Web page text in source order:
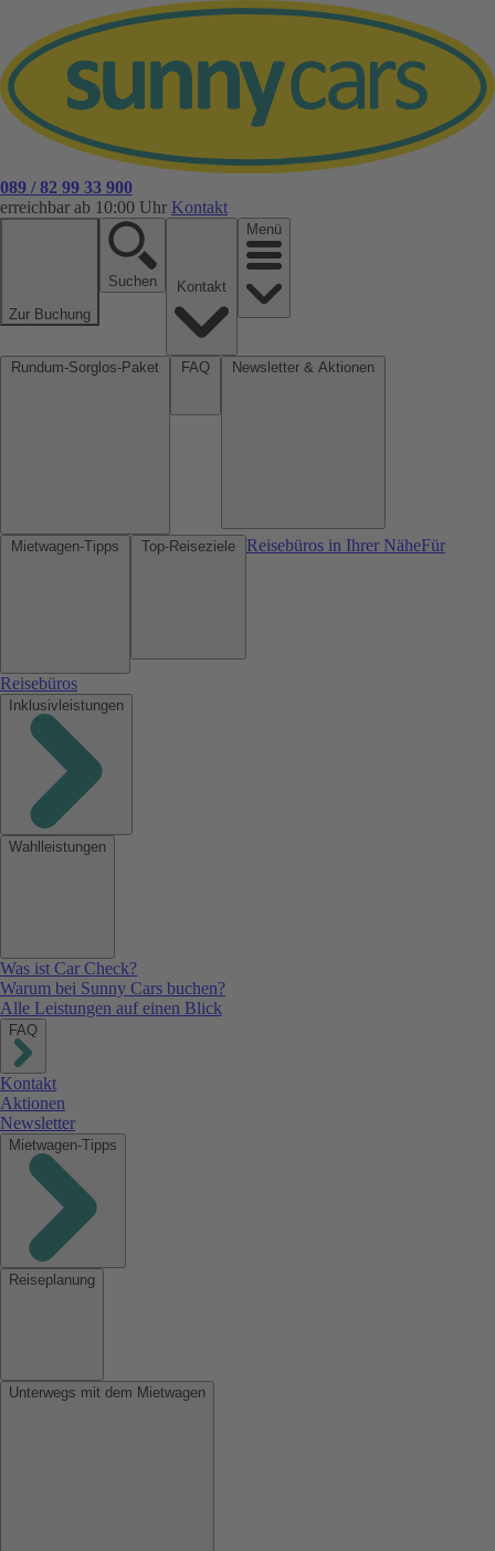
089 / 82 99 33 900
erreichbar ab 10:00 Uhr Kontakt
Zur Buchung
Suchen
Menü
Reisebüros in Ihrer NäheFür
Reisebüros
Inklusivleistungen
Wahlleistungen
Was ist Car Check?
Warum bei Sunny Cars buchen?
Alle Leistungen auf einen Blick
FAQ
Kontakt
Aktionen
Newsletter
Mietwagen-Tipps
Reiseplanung
Unterwegs mit dem Mietwagen